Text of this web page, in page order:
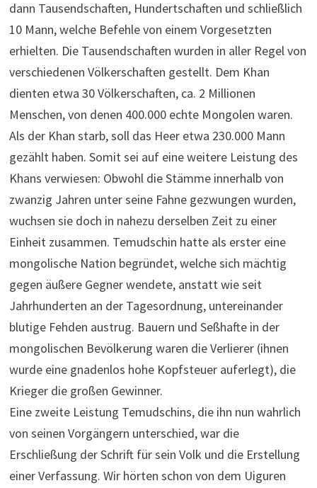
dann Tausendschaften, Hundertschaften und schließlich
10 Mann, welche Befehle von einem Vorgesetzten
erhielten. Die Tausendschaften wurden in aller Regel von
verschiedenen Völkerschaften gestellt. Dem Khan
dienten etwa 30 Völkerschaften, ca. 2 Millionen
Menschen, von denen 400.000 echte Mongolen waren.
Als der Khan starb, soll das Heer etwa 230.000 Mann
gezählt haben. Somit sei auf eine weitere Leistung des
Khans verwiesen: Obwohl die Stämme innerhalb von
zwanzig Jahren unter seine Fahne gezwungen wurden,
wuchsen sie doch in nahezu derselben Zeit zu einer
Einheit zusammen. Temudschin hatte als erster eine
mongolische Nation begründet, welche sich mächtig
gegen äußere Gegner wendete, anstatt wie seit
Jahrhunderten an der Tagesordnung, untereinander
blutige Fehden austrug. Bauern und Seßhafte in der
mongolischen Bevölkerung waren die Verlierer (ihnen
wurde eine gnadenlos hohe Kopfsteuer auferlegt), die
Krieger die großen Gewinner.
Eine zweite Leistung Temudschins, die ihn nun wahrlich
von seinen Vorgängern unterschied, war die
Erschließung der Schrift für sein Volk und die Erstellung
einer Verfassung. Wir hörten schon von dem Uiguren